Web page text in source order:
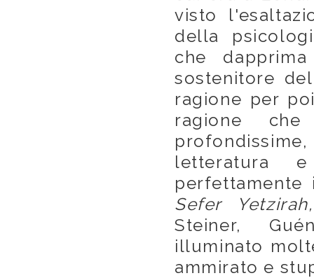
visto
della
che
sostenitore
ragione per
ragione
letteratura e
Sefer Yetzirah,
Steiner,
illuminato
ammirato e